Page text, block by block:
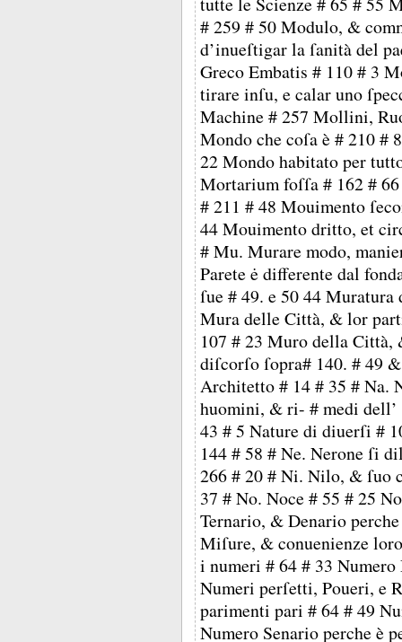
# 259 # 50 Modulo, &
d’inueſtigar la ſanità del
Greco Embatis # 110 # 3
tirare inſu, e calar uno
Machine # 257 Mollini,
Mondo che coſa è # 210 #
22 Mondo habitato per
Mortarium foſſa # 162 #
# 211 # 48 Mouimento
44 Mouimento dritto, et
# Mu. Murare modo,
Parete ė differente dal
ſue # 49. e 50 44
Mura delle Città, & lor
107 # 23 Muro della Città,
diſcorſo ſopra# 140. # 49
Architetto # 14 # 35 # Na.
huomini, & ri- # medi dell’
43 # 5 Nature di diuerſi #
144 # 58 # Ne. Nerone ſi
266 # 20 # Ni. Nilo, & ſuo
37 # No. Noce # 55 # 25
Ternario, & Denario
Miſure, & conuenienze
i numeri # 64 # 33
Numeri perſetti, Poueri, e
parimenti pari # 64 # 49
Numero Senario perche è